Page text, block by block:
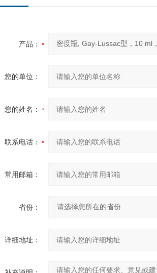
产品：
您的单位：
您的姓名：
联系电话：
常用邮箱：
省份：
详细地址：